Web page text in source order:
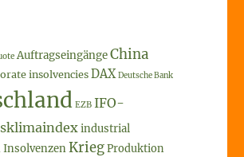
AuftragseingängeChina
insolvencies DAX Deutsche Bank
EZB IFO-
industrial
InsolvenzenKriegProduktion